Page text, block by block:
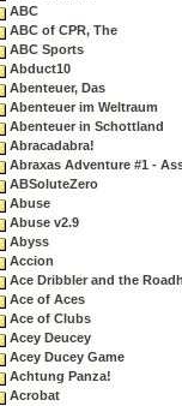
ABC
ABC of CPR, The
ABC Sports
Abduct10
Abenteuer, Das
Abenteuer im Weltraum
Abenteuer in Schottland
Abracadabra!
Abraxas Adventure #1 -
ABSoluteZero
Abuse
Abuse v2.9
Abyss
Accion
Ace Dribbler and the
Ace of Aces
Ace of Clubs
Acey Deucey
Acey Ducey Game
Achtung Panza!
Acrobat